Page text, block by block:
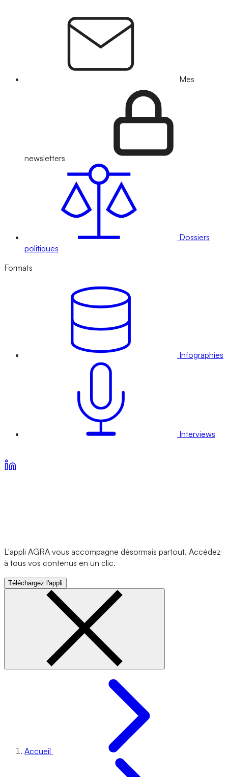
Mes
newsletters
Dossiers
politiques
Formats
Infographies
Interviews
L'appli AGRA vous accompagne désormais partout. Accédez
à tous vos contenus en un clic.
Téléchargez l'appli
Accueil